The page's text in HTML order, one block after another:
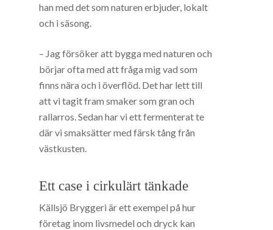
han med det som naturen erbjuder, lokalt
och i säsong.
– Jag försöker att bygga med naturen och
börjar ofta med att fråga mig vad som
finns nära och i överflöd. Det har lett till
att vi tagit fram smaker som gran och
rallarros. Sedan har vi ett fermenterat te
där vi smaksätter med färsk tång från
västkusten.
Ett case i cirkulärt tänkade
Källsjö Bryggeri är ett exempel på hur
företag inom livsmedel och dryck kan